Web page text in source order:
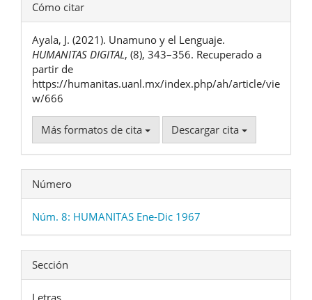
del
artículo
Cómo citar
Ayala, J. (2021). Unamuno y el Lenguaje.
HUMANITAS DIGITAL, (8), 343–356. Recuperado a
partir de
https://humanitas.uanl.mx/index.php/ah/article/vie
w/666
Más formatos de cita Descargar cita
Número
Núm. 8: HUMANITAS Ene-Dic 1967
Sección
Letras